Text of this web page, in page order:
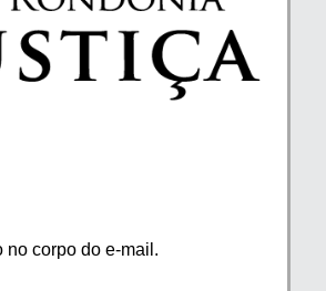
no corpo do e-mail.